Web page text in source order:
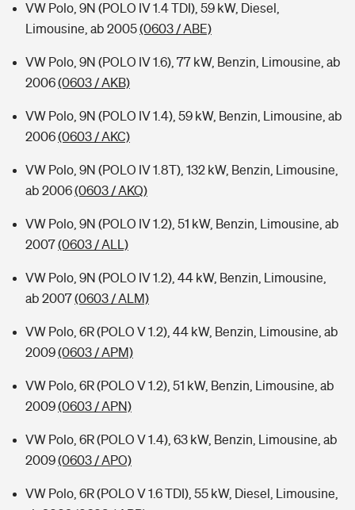
VW Polo, 9N (POLO IV 1.4 TDI), 59 kW, Diesel,
Limousine, ab 2005(0603 / ABE)
VW Polo, 9N (POLO IV 1.6), 77 kW, Benzin, Limousine, ab
2006(0603 / AKB)
VW Polo, 9N (POLO IV 1.4), 59 kW, Benzin, Limousine, ab
2006(0603 / AKC)
VW Polo, 9N (POLO IV 1.8T), 132 kW, Benzin, Limousine,
ab 2006(0603 / AKQ)
VW Polo, 9N (POLO IV 1.2), 51 kW, Benzin, Limousine, ab
2007(0603 / ALL)
VW Polo, 9N (POLO IV 1.2), 44 kW, Benzin, Limousine,
ab 2007(0603 / ALM)
VW Polo, 6R (POLO V 1.2), 44 kW, Benzin, Limousine, ab
2009(0603 / APM)
VW Polo, 6R (POLO V 1.2), 51 kW, Benzin, Limousine, ab
2009(0603 / APN)
VW Polo, 6R (POLO V 1.4), 63 kW, Benzin, Limousine, ab
2009(0603 / APO)
VW Polo, 6R (POLO V 1.6 TDI), 55 kW, Diesel, Limousine,